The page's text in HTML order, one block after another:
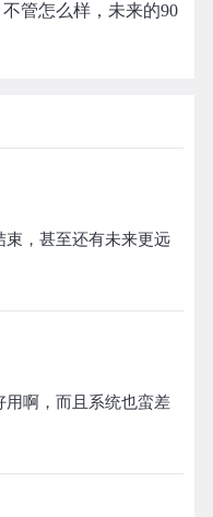
管怎么样，未来的90
束，甚至还有未来更远
用啊，而且系统也蛮差